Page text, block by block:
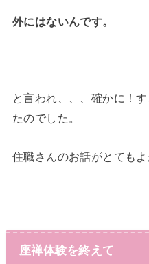
外にはないんです。
と言われ、、、確かに！
たのでした。
住職さんのお話がとてもよ
座禅体験を終えて